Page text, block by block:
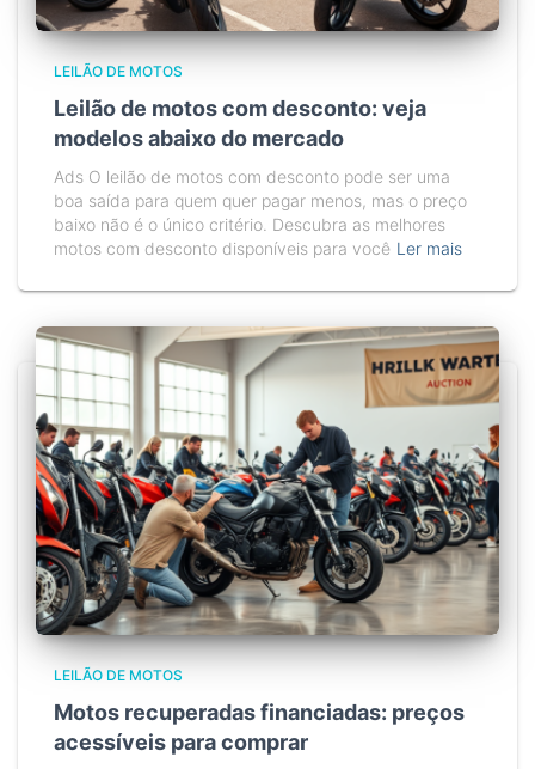
LEILÃO DE MOTOS
Leilão de motos com desconto: veja
modelos abaixo do mercado
Ads O leilão de motos com desconto pode ser uma
boa saída para quem quer pagar menos, mas o preço
baixo não é o único critério. Descubra as melhores
motos com desconto disponíveis para você Ler mais
LEILÃO DE MOTOS
Motos recuperadas financiadas: preços
acessíveis para comprar